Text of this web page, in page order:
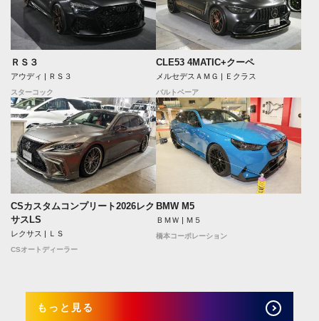
ＲＳ３
アウディ | ＲＳ３
スターコック
CLE53 4MATIC+クーペ
メルセデスＡＭＧ | Ｅクラス
バルトベーア
CSカスタムコンプリート2026レク
サスLS
レクサス | ＬＳ
CSオートディーラー
BMW M5
ＢＭＷ | Ｍ５
橋本コーポレーション
もっと見る